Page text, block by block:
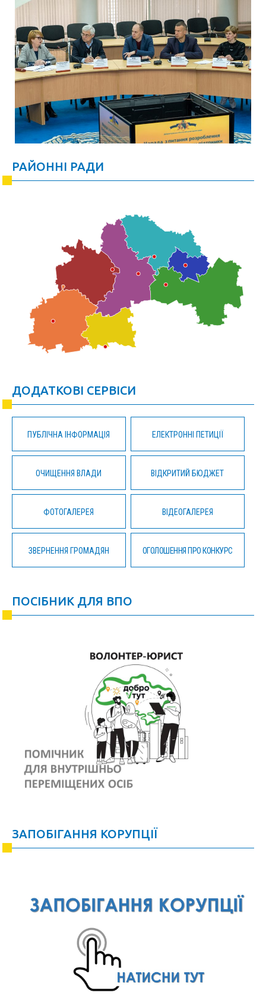
РАЙОННІ РАДИ
ДОДАТКОВІ СЕРВІСИ
ПУБЛІЧНА ІНФОРМАЦІЯ ЕЛЕКТРОННІ ПЕТИЦІЇ
ОЧИЩЕННЯ ВЛАДИ ВІДКРИТИЙ БЮДЖЕТ
ФОТОГАЛЕРЕЯ ВІДЕОГАЛЕРЕЯ
ЗВЕРНЕННЯ ГРОМАДЯН ОГОЛОШЕННЯ ПРО КОНКУРС
ПОСІБНИК ДЛЯ ВПО
ЗАПОБІГАННЯ КОРУПЦІЇ